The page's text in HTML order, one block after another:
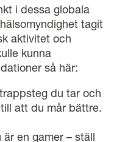
i dessa globala
tagit
aktivitet och
kunna
så här:
du tar och
att du mår bättre.
är en gamer – ställ